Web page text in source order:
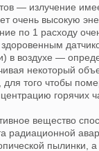
— излучение
очень высокую
по 1 расходу
в воздухе —
некоторый
того чтобы
горячих
вещество
радиационной
пылинки,